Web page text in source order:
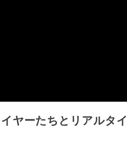
ヤーたちとリアルタ